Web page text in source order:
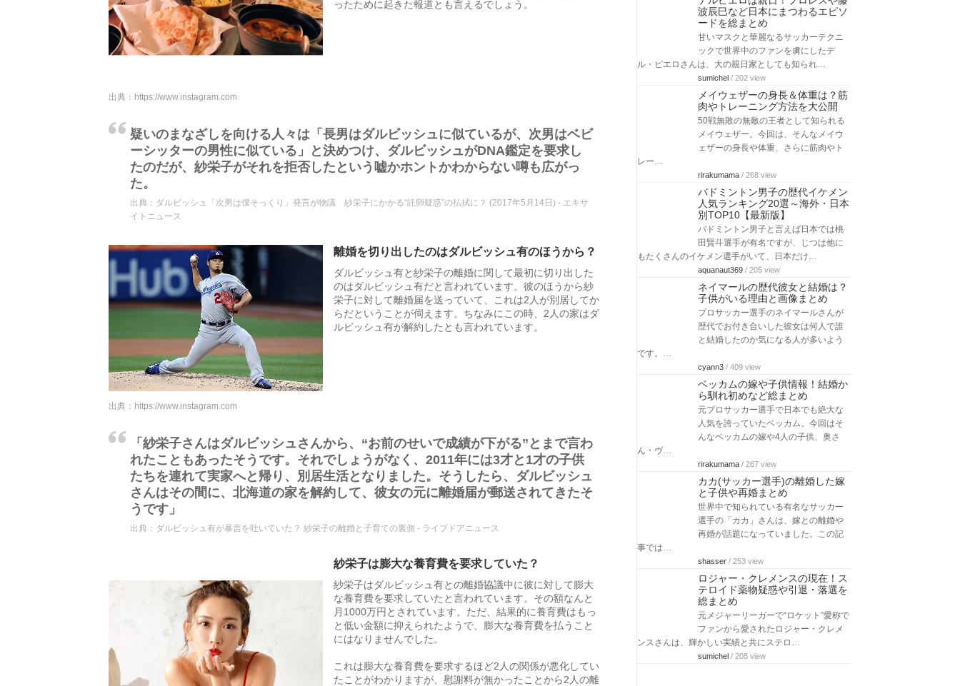
ったために起きた報道とも言えるでしょう。
出典： https://www.instagram.com
疑いのまなざしを向ける人々は「長男はダルビッシュに似ているが、次男はベビ
ーシッターの男性に似ている」と決めつけ、ダルビッシュがDNA鑑定を要求し
たのだが、紗栄子がそれを拒否したという嘘かホントかわからない噂も広がっ
た。
出典： ダルビッシュ「次男は僕そっくり」発言が物議 紗栄子にかかる“託卵疑惑”の払拭に？ (2017年5月14日) - エキサ
イトニュース
離婚を切り出したのはダルビッシュ有のほうから？
ダルビッシュ有と紗栄子の離婚に関して最初に切り出した
のはダルビッシュ有だと言われています。彼のほうから紗
栄子に対して離婚届を送っていて、これは2人が別居してか
らだということが伺えます。ちなみにこの時、2人の家はダ
ルビッシュ有が解約したとも言われています。
出典： https://www.instagram.com
「紗栄子さんはダルビッシュさんから、“お前のせいで成績が下がる”とまで言わ
れたこともあったそうです。それでしょうがなく、2011年には3才と1才の子供
たちを連れて実家へと帰り、別居生活となりました。そうしたら、ダルビッシュ
さんはその間に、北海道の家を解約して、彼女の元に離婚届が郵送されてきたそ
うです」
出典： ダルビッシュ有が暴言を吐いていた？ 紗栄子の離婚と子育ての裏側 - ライブドアニュース
紗栄子は膨大な養育費を要求していた？
紗栄子はダルビッシュ有との離婚協議中に彼に対して膨大
な養育費を要求していたと言われています。その額なんと
月1000万円とされています。ただ、結果的に養育費はもっ
と低い金額に抑えられたようで、膨大な養育費を払うこと
にはなりませんでした。
これは膨大な養育費を要求するほど2人の関係が悪化してい
たことがわかりますが、慰謝料が無かったことから2人の離
波辰巳など日本にまつわるエピソ
ードを総まとめ
甘いマスクと華麗なるサッカーテクニ
ックで世界中のファンを虜にしたデ
ル・ピエロさんは、大の親日家としても知られ…
sumichel / 202 view
メイウェザーの身長＆体重は？筋
肉やトレーニング方法を大公開
50戦無敗の無敵の王者として知られる
メイウェザー。今回は、そんなメイウ
ェザーの身長や体重、さらに筋肉やト
レー…
rirakumama / 268 view
バドミントン男子の歴代イケメン
人気ランキング20選～海外・日本
別TOP10【最新版】
バドミントン男子と言えば日本では桃
田賢斗選手が有名ですが、じつは他に
もたくさんのイケメン選手がいて、日本だけ…
aquanaut369 / 205 view
ネイマールの歴代彼女と結婚は？
子供がいる理由と画像まとめ
プロサッカー選手のネイマールさんが
歴代でお付き合いした彼女は何人で誰
と結婚したのか気になる人が多いよう
です。…
cyann3 / 409 view
ベッカムの嫁や子供情報！結婚か
ら馴れ初めなど総まとめ
元プロサッカー選手で日本でも絶大な
人気を誇っていたベッカム。今回はそ
んなベッカムの嫁や4人の子供、奥さ
ん・ヴ…
rirakumama / 267 view
カカ(サッカー選手)の離婚した嫁
と子供や再婚まとめ
世界中で知られている有名なサッカー
選手の「カカ」さんは、嫁との離婚や
再婚が話題になっていました。この記
事では…
shasser / 253 view
ロジャー・クレメンスの現在！ス
テロイド薬物疑惑や引退・落選を
総まとめ
元メジャーリーガーで“ロケット”愛称で
ファンから愛されたロジャー・クレメ
ンスさんは、輝かしい実績と共にステロ…
sumichel / 208 view